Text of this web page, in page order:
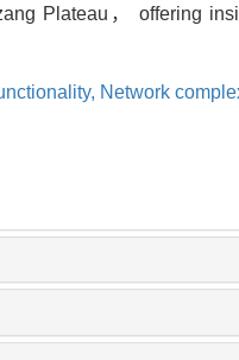
Plateau， offering
Network